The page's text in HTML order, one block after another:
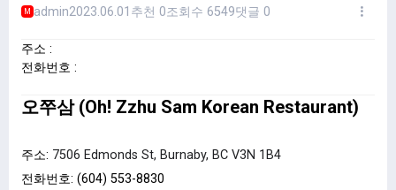
M admin2023.06.01 추천 0조회수 6549댓글 0
주소 :
전화번호 :
오쭈삼 (Oh! Zzhu Sam Korean Restaurant)
주소: 7506 Edmonds St, Burnaby, BC V3N 1B4
전화번호: (604) 553-8830